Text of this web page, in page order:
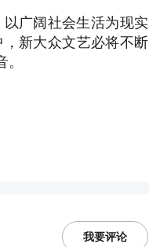
广阔社会生活为现实
新大众文艺必将不断
。
我要评论